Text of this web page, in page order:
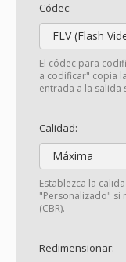
Códec:
FLV (Flash
El códec para
a codificar" copia
entrada a la salida
Calidad:
Máxima
Establezca la
"Personalizado" si
(CBR).
Redimensionar: